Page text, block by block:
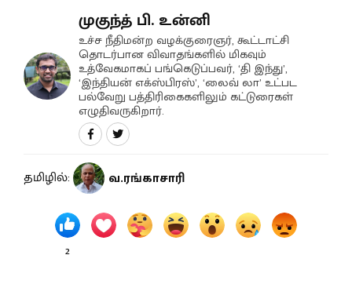
முகுந்த் பி. உன்னி
உச்ச நீதிமன்ற வழக்குரைஞர், கூட்டாட்சி
தொடர்பான விவாதங்களில் மிகவும்
உத்வேகமாகப் பங்கெடுப்பவர், ‘தி இந்து’,
‘இந்தியன் எக்ஸ்பிரஸ்’, ‘லைவ் லா’ உட்பட
பல்வேறு பத்திரிகைகளிலும் கட்டுரைகள்
எழுதிவருகிறார்.
தமிழில்: வ.ரங்காசாரி
2